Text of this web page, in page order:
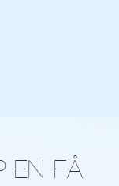
EN FÅ